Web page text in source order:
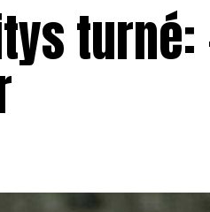
turné: